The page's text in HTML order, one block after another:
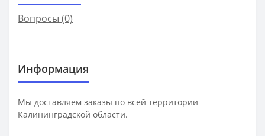
Вопросы (0)
Информация
Мы доставляем заказы по всей территории
Калининградской области.